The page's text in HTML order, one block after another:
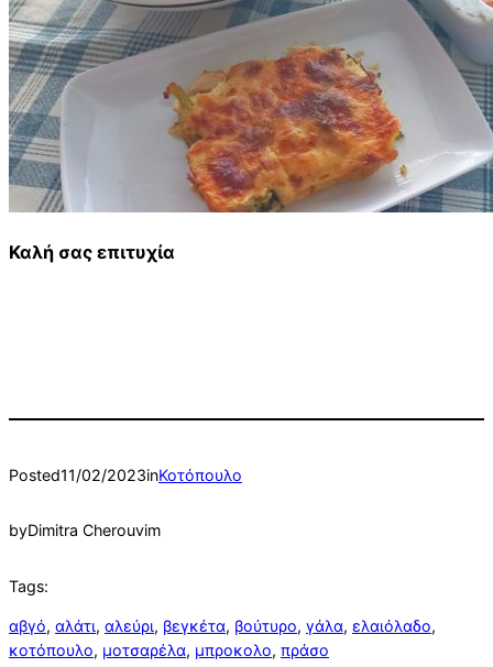
Καλή σας επιτυχία
Posted11/02/2023inΚοτόπουλο
byDimitra Cherouvim
Tags:
αβγό, αλάτι, αλεύρι, βεγκέτα, βούτυρο, γάλα, ελαιόλαδο
κοτόπουλο, μοτσαρέλα, μπροκολο, πράσο